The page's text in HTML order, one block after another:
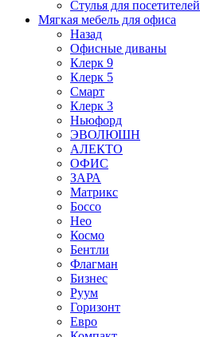
Стулья для посетителей
Мягкая мебель для офиса
Назад
Офисные диваны
Клерк 9
Клерк 5
Смарт
Клерк 3
Ньюфорд
ЭВОЛЮШН
АЛЕКТО
ОФИС
ЗАРА
Матрикс
Боссо
Нео
Космо
Бентли
Флагман
Бизнес
Руум
Горизонт
Евро